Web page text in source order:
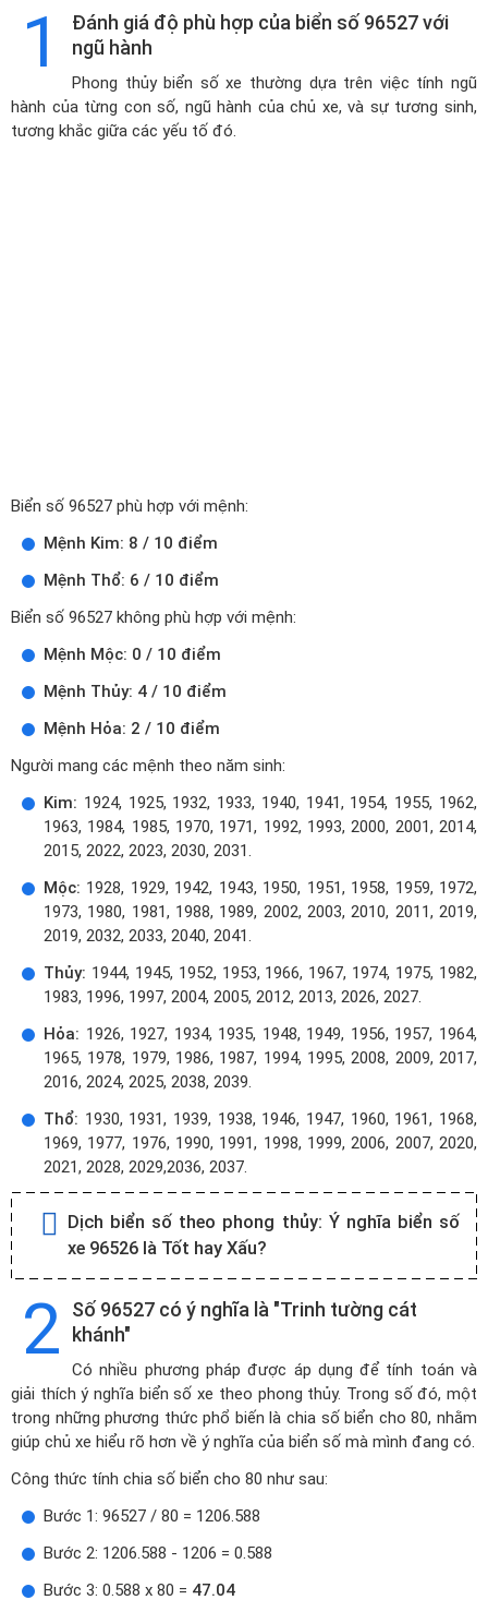
1
Đánh giá độ phù hợp của biển số 96527 với
ngũ hành
Phong thủy biển số xe thường dựa trên việc tính ngũ
hành của từng con số, ngũ hành của chủ xe, và sự tương sinh,
tương khắc giữa các yếu tố đó.
Biển số 96527 phù hợp với mệnh:
Mệnh Kim: 8 / 10 điểm
Mệnh Thổ: 6 / 10 điểm
Biển số 96527 không phù hợp với mệnh:
Mệnh Mộc: 0 / 10 điểm
Mệnh Thủy: 4 / 10 điểm
Mệnh Hỏa: 2 / 10 điểm
Người mang các mệnh theo năm sinh:
Kim: 1924, 1925, 1932, 1933, 1940, 1941, 1954, 1955, 1962,
1963, 1984, 1985, 1970, 1971, 1992, 1993, 2000, 2001, 2014,
2015, 2022, 2023, 2030, 2031.
Mộc: 1928, 1929, 1942, 1943, 1950, 1951, 1958, 1959, 1972,
1973, 1980, 1981, 1988, 1989, 2002, 2003, 2010, 2011, 2019,
2019, 2032, 2033, 2040, 2041.
Thủy: 1944, 1945, 1952, 1953, 1966, 1967, 1974, 1975, 1982,
1983, 1996, 1997, 2004, 2005, 2012, 2013, 2026, 2027.
Hỏa: 1926, 1927, 1934, 1935, 1948, 1949, 1956, 1957, 1964,
1965, 1978, 1979, 1986, 1987, 1994, 1995, 2008, 2009, 2017,
2016, 2024, 2025, 2038, 2039.
Thổ: 1930, 1931, 1939, 1938, 1946, 1947, 1960, 1961, 1968,
1969, 1977, 1976, 1990, 1991, 1998, 1999, 2006, 2007, 2020,
2021, 2028, 2029,2036, 2037.
Dịch biển số theo phong thủy: Ý nghĩa biển số
xe 96526 là Tốt hay Xấu?
2
Số 96527 có ý nghĩa là "Trinh tường cát
khánh"
Có nhiều phương pháp được áp dụng để tính toán và
giải thích ý nghĩa biển số xe theo phong thủy. Trong số đó, một
trong những phương thức phổ biến là chia số biển cho 80, nhằm
giúp chủ xe hiểu rõ hơn về ý nghĩa của biển số mà mình đang có.
Công thức tính chia số biển cho 80 như sau:
Bước 1: 96527 / 80 = 1206.588
Bước 2: 1206.588 - 1206 = 0.588
Bước 3: 0.588 x 80 = 47.04